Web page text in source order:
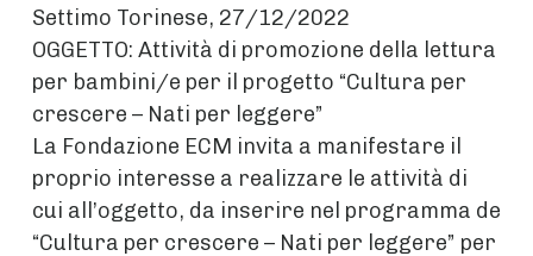
Settimo Torinese, 27/12/2022
OGGETTO: Attività di promozione della lettura
per bambini/e per il progetto “Cultura per
crescere – Nati per leggere”
La Fondazione ECM invita a manifestare il
proprio interesse a realizzare le attività di
cui all’oggetto, da inserire nel programma de
“Cultura per crescere – Nati per leggere” per